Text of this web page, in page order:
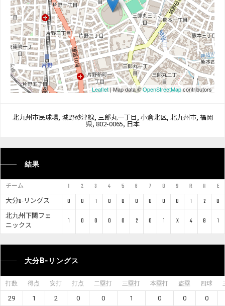
Leaflet| Map data ©OpenStreetMapcontributors
北九州市民球場, 城野砂津線, 三郎丸一丁目, 小倉北区, 北九州市, 福岡
県, 802-0065, 日本
結果
チーム 1 2 3 4 5 6 7 8 9 R H E
大分B-リングス 0 0 1 0 0 0 0 0 0 1 2
0
北九州下関フェ
ニックス
1 0 0 0 0 2 0 1 X 4 8 1
大分B-リングス
打数 得点 安打 打点 二塁打 三塁打 本塁打 盗塁 四球
29 1 2 0 0 1 0 0 0